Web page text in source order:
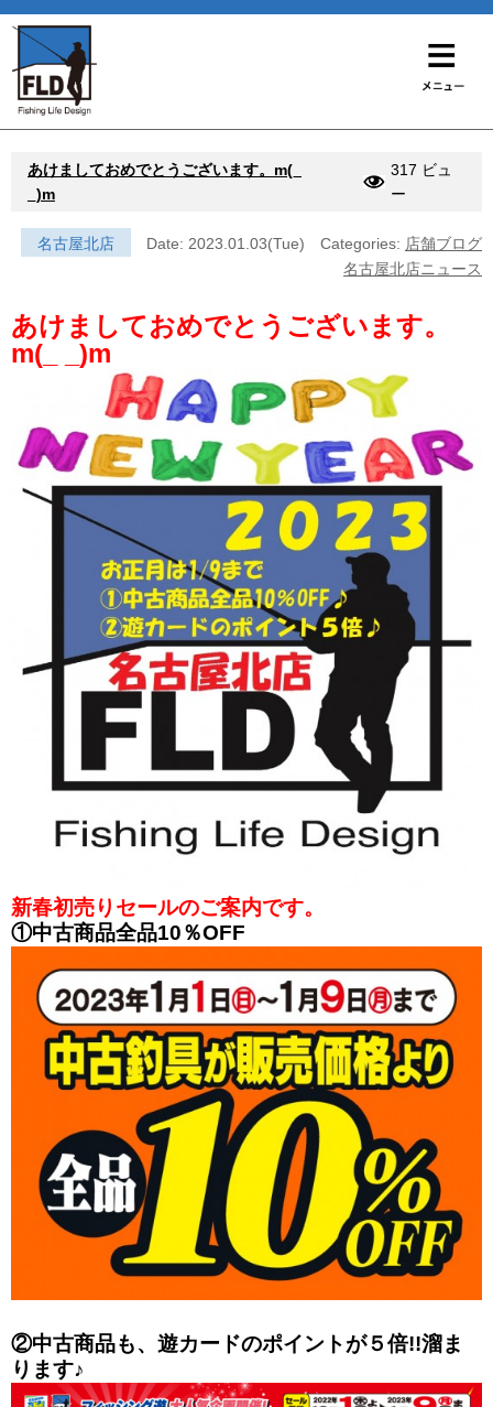
あけましておめでとうございます。m(_
_)m
317 ビュ
ー
名古屋北店 Date: 2023.01.03(Tue) Categories: 店舗ブログ
名古屋北店ニュース
あけましておめでとうございます。
m(_ _)m
新春初売りセールのご案内です。
①中古商品全品10％OFF
②中古商品も、遊カードのポイントが５倍!!溜ま
ります♪